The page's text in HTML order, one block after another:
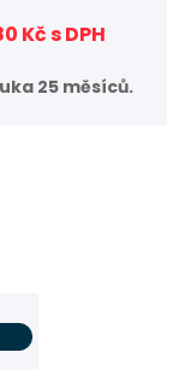
Kč s DPH
25 měsíců.